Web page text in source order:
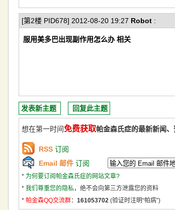
[第2楼 PID678] 2012-08-20 19:27 Robot :
服用美多巴出现副作用怎么办 相关
发表新主题 回复此主题
想在第一时间免费获取帕金森氏症的最新新闻
RSS 订阅
Email 邮件 订阅
* 为何要订阅帕金森氏症的网站文章?
* 我们尊重您的隐私，绝不会向第三方泄露您的资料
* 帕金森QQ交流群： 161053702 (验证时注明“帕病”)